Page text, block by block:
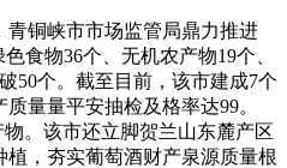
铜峡市市场监管局鼎力推进
食物36个、无机农产物19个、
50个。截至目前，该市建成7个
量量平安抽检及格率达99。
。该市还立脚贺兰山东麓产区
，夯实葡萄酒财产泉源质量根